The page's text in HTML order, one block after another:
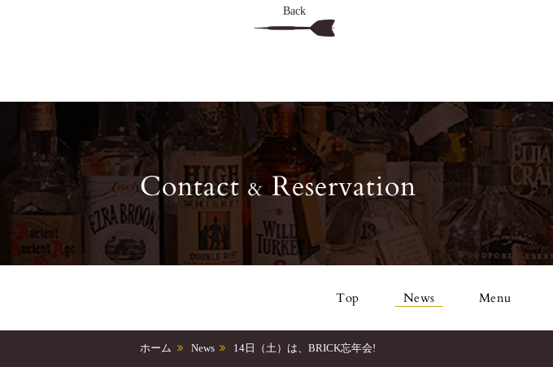
Back
Contact&Reservation
Top News Menu
ホーム News 14日（土）は、BRICK忘年会!